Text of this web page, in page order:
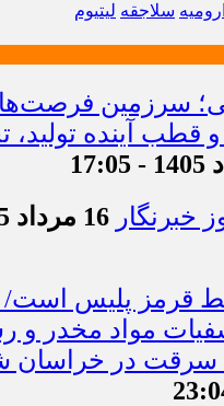
سلاجقه لیتیوم
سرزمین
قطب آینده تولید،
خبرنگار
قرمز پلیس است/
در خراسان